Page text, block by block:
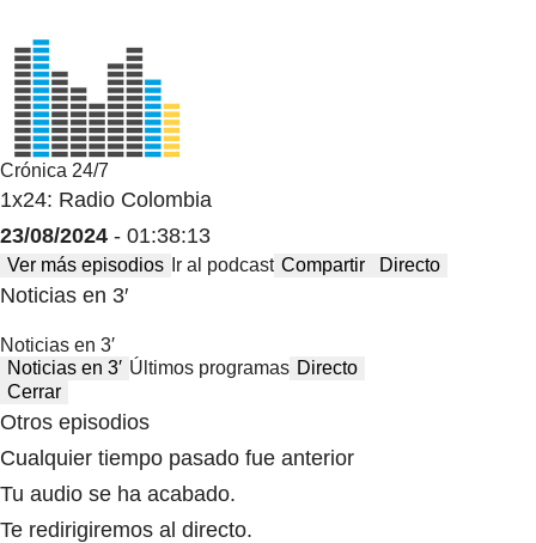
Crónica 24/7
1x24: Radio Colombia
23/08/2024 - 01:38:13
Ver más episodios Ir al podcast Compartir Directo
Noticias en 3′
Noticias en 3′
Noticias en 3′ Últimos programas Directo
Cerrar
Otros episodios
Cualquier tiempo pasado fue anterior
Tu audio se ha acabado.
Te redirigiremos al directo.